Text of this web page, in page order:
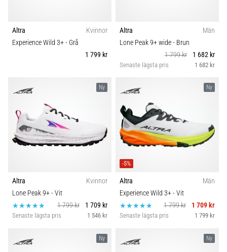
Altra
Kvinnor
Experience Wild 3+- Grå
1 799 kr
Altra
Män
Lone Peak 9+ wide- Brun
1 799 kr
1 682 kr
Senaste lägsta pris 1 682 kr
Ny
Altra
Kvinnor
Lone Peak 9+- Vit
1 799 kr
1 709 kr
Senaste lägsta pris 1 546 kr
Ny
-5%
Altra
Män
Experience Wild 3+- Vit
1 799 kr
1 709 kr
Senaste lägsta pris 1 799 kr
Ny Ny